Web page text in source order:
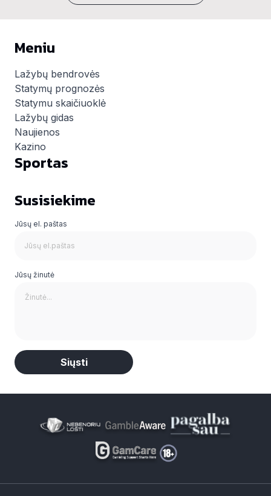
Meniu
Lažybų bendrovės
Statymų prognozės
Statymu skaičiuoklė
Lažybų gidas
Naujienos
Kazino
Sportas
Susisiekime
Jūsų el. paštas
Jūsų žinutė